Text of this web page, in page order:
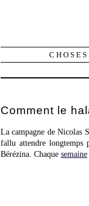
Comment le
La campagne de Nicolas
fallu attendre longtemps
Bérézina. Chaque semaine